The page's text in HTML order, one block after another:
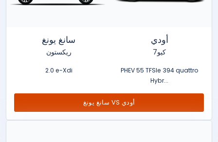
سانغ يونغ
ريكستون
2.0 e-Xdi
أودي
كيو7
PHEV 55 TFSIe 394 quattro
Hybr...
سانغ يونغ VS أودي